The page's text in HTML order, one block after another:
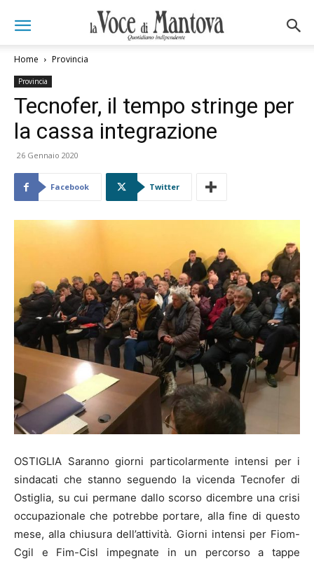
Home Provincia
Provincia
Tecnofer, il tempo stringe per
la cassa integrazione
26 Gennaio 2020
Facebook Twitter
OSTIGLIA Saranno giorni particolarmente intensi per i
sindacati che stanno seguendo la vicenda Tecnofer di
Ostiglia, su cui permane dallo scorso dicembre una crisi
occupazionale che potrebbe portare, alla fine di questo
mese, alla chiusura dell’attività. Giorni intensi per Fiom-
Cgil e Fim-Cisl impegnate in un percorso a tappe